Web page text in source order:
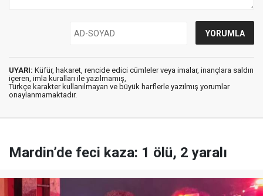
UYARI: Küfür, hakaret, rencide edici cümleler veya imalar, inançlara saldırı
içeren, imla kuralları ile yazılmamış,
Türkçe karakter kullanılmayan ve büyük harflerle yazılmış yorumlar
onaylanmamaktadır.
Mardin’de feci kaza: 1 ölü, 2 yaralı